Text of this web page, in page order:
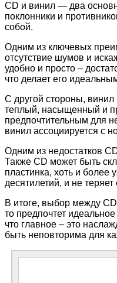
CD и винил — два
поклонники и
собой.
Одним из ключевых
отсутствие шумов и
удобно и просто –
что делает его
С другой стороны,
теплый, насыщенный и
предпочтительным для
винил ассоциируется с
Одним из недостатков
Также CD может быть
пластинка, хоть и
десятилетий, и не
В итоге, выбор между
то предпочтет
что главное – это
быть неповторима для